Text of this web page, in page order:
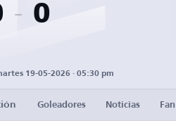
0
19-05-2026 · 05:30 pm
Goleadores Noticias